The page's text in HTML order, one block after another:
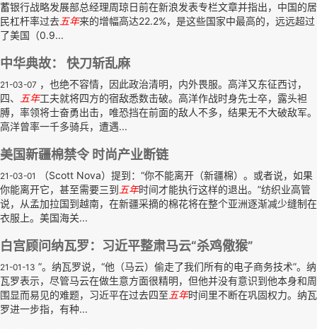
蓄银行战略发展部总经理周琼日前在新浪发表专栏文章并指出，中国的居
民杠杆率过去 五年来的增幅高达22.2%，是这些国家中最高的，远远超过
了美国（0.9...
中华典故： 快刀斩乱麻
21-03-07 ，也绝不容情，因此政治清明，内外畏服。高洋又东征西讨，
四、
五年工夫就将四方的宿敌悉数击破。高洋作战时身先士卒，露头袒
膊，率领将士奋勇出击，唯恐挡在前面的敌人不多，结果无不大破敌军。
高洋曾率一千多骑兵，遭遇...
美国新疆棉禁令 时尚产业断链
21-03-01
（Scott Nova）提到：“你不能离开（新疆棉）。或者说，如果
你能离开它，甚至需要三到 五年时间才能执行这样的退出。”纺织业高管
说，从孟加拉国到越南，在新疆采摘的棉花将在整个亚洲逐渐减少缝制在
衣服上。美国海关...
白宫顾问纳瓦罗：习近平整肃马云“杀鸡儆猴”
21-01-13 ”。纳瓦罗说，“他（马云）偷走了我们所有的电子商务技术”。纳
瓦罗表示，尽管马云在做生意方面很精明，但他并没有意识到他本身和周
围显而易见的难题，习近平在过去四至 五年时间里不断在巩固权力。纳瓦
罗进一步指，有种...